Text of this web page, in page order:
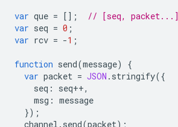
var que = [];
// [seq, packet...]
var seq = 0 ;
var rcv = -1 ;
function send(message)
{
var packet = JSON . stringify({
seq : seq++,
msg : message
});
channel . send(packet);